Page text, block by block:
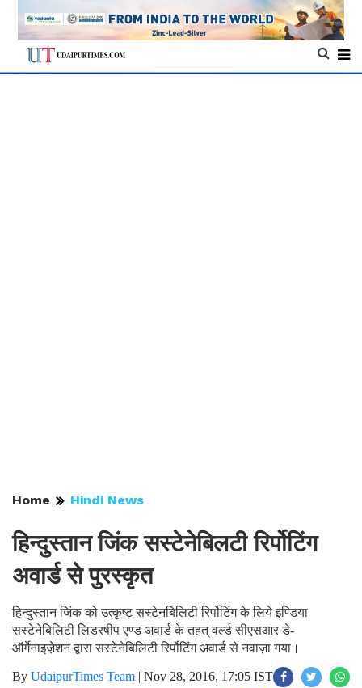
Home Hindi News
हिन्दुस्तान जिंक सस्टेनेबिलटी रिर्पोटिंग
अवार्ड से पुरस्कृत
हिन्दुस्तान जिंक को उत्कृष्ट सस्टेनबिलिटी रिर्पोटिंग के लिये इण्डिया
सस्टेनेबिलिटी लिडरषीप एण्ड अवार्ड के तहत् वर्ल्ड सीएसआर डे-
ऑर्गेनाइजे़शन द्वारा सस्टेनेबिलिटी रिर्पोटिंग अवार्ड से नवाज़ा गया।
By UdaipurTimes Team | Nov 28, 2016, 17:05 IST